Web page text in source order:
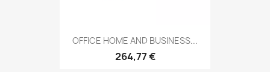
OFFICE HOME AND BUSINESS...
264,77 €